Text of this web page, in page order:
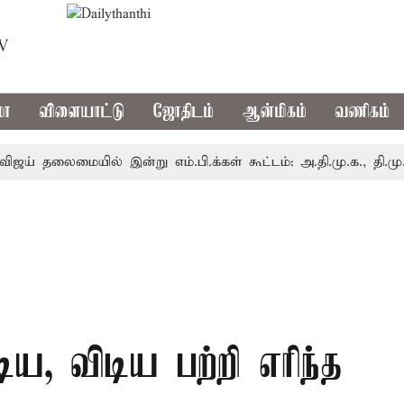
விளையாட்டு ஜோதிடம் ஆன்மிகம் வணிகம்
இன்று எம்.பி.க்கள் கூட்டம்: அ.தி.மு.க., தி.மு.க.
விடிய பற்றி எரிந்த